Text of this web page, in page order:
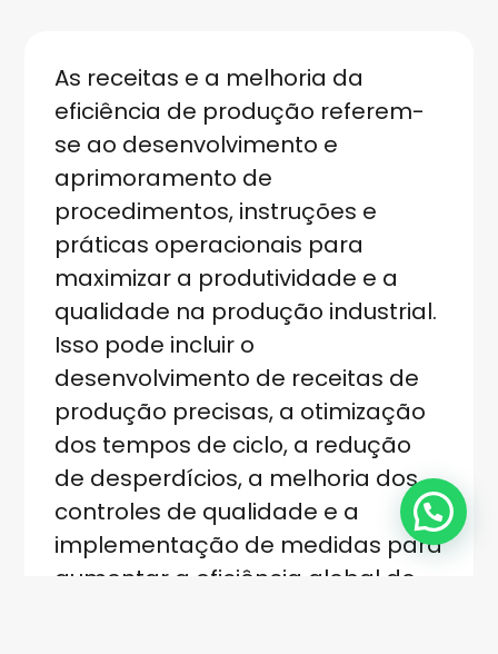
As receitas e a melhoria da
eficiência de produção referem-
se ao desenvolvimento e
aprimoramento de
procedimentos, instruções e
práticas operacionais para
maximizar a produtividade e a
qualidade na produção industrial.
Isso pode incluir o
desenvolvimento de receitas de
produção precisas, a otimização
dos tempos de ciclo, a redução
de desperdícios, a melhoria dos
controles de qualidade e a
implementação de medidas para
aumentar a eficiência global do